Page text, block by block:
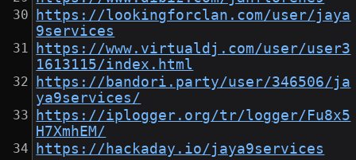
https://lookingforclan.com/user/jaya
9services
https://www.virtualdj.com/user/user3
1613115/index.html
https://bandori.party/user/346506/ja
ya9services/
https://iplogger.org/tr/logger/Fu8x5
H7XmhEM/
https://hackaday.io/jaya9services